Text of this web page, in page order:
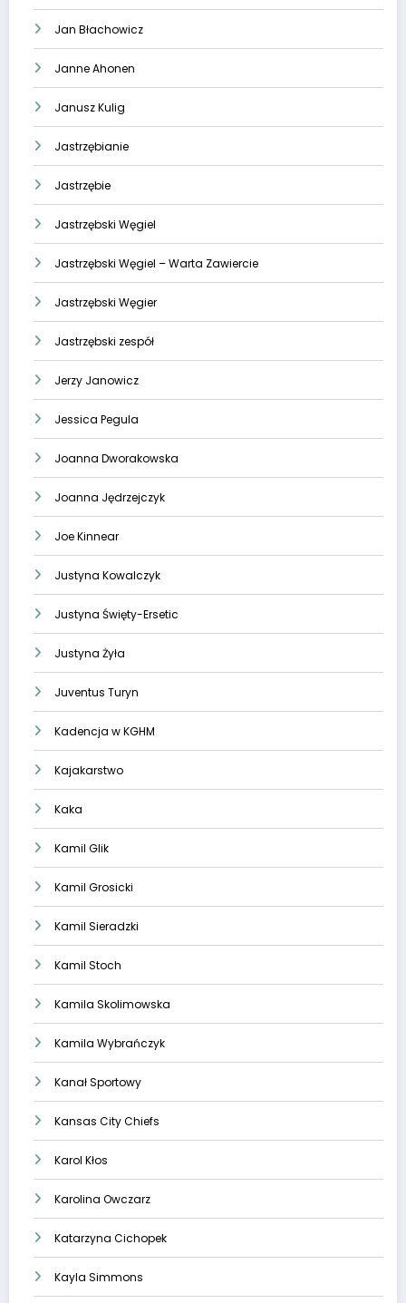
Jan Błachowicz
Janne Ahonen
Janusz Kulig
Jastrzębianie
Jastrzębie
Jastrzębski Węgiel
Jastrzębski Węgiel – Warta Zawiercie
Jastrzębski Węgier
Jastrzębski zespół
Jerzy Janowicz
Jessica Pegula
Joanna Dworakowska
Joanna Jędrzejczyk
Joe Kinnear
Justyna Kowalczyk
Justyna Święty-Ersetic
Justyna Żyła
Juventus Turyn
Kadencja w KGHM
Kajakarstwo
Kaka
Kamil Glik
Kamil Grosicki
Kamil Sieradzki
Kamil Stoch
Kamila Skolimowska
Kamila Wybrańczyk
Kanał Sportowy
Kansas City Chiefs
Karol Kłos
Karolina Owczarz
Katarzyna Cichopek
Kayla Simmons